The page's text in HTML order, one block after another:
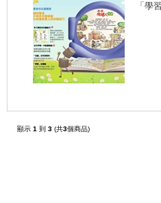
「學
顯示 1 到 3(共3個商品)